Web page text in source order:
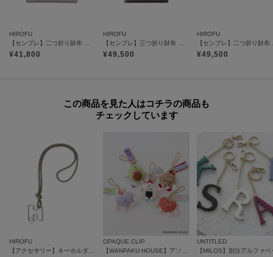
HIROFU
¥41,800
HIROFU
¥49,500
HIROFU
¥49,500
この商品を見た人はコチラの商品も
チェックしています
HIROFU
【アクセサリー】キーホルダー ストラップ レザー 本革（商品番号：P25-65510）
OPAQUE.CLIP
【WANPAKU HOUSE】アソートパペットチャーム
UNTITLED